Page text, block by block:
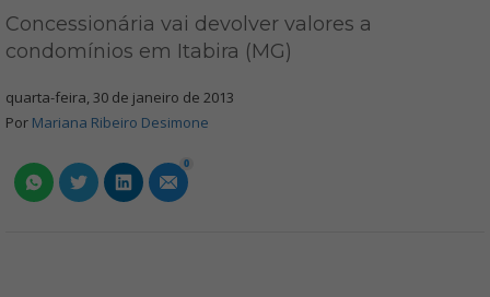
Concessionária vai devolver valores a
condomínios em Itabira (MG)
quarta-feira, 30 de janeiro de 2013
Por Mariana Ribeiro Desimone
0